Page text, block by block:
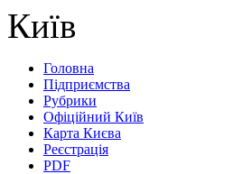
Головна
Підприємства
Рубрики
Офіційний Київ
Карта Києва
Реєстрація
PDF